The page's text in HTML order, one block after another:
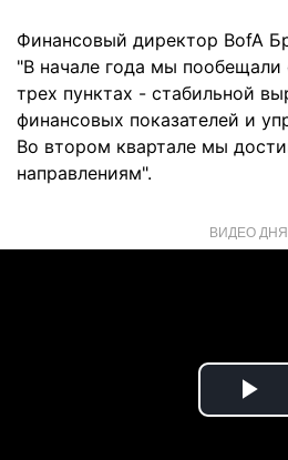
Финансовый директор BofA
"В начале года мы пообещали
трех пунктах - стабильной
финансовых показателей и
Во втором квартале мы
направлениям".
ВИДЕО ДНЯ